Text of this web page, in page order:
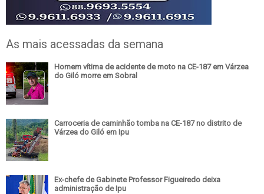
As mais acessadas da semana
Homem vítima de acidente de moto na CE-187 em Várzea
do Giló morre em Sobral
Carroceria de caminhão tomba na CE-187 no distrito de
Várzea do Giló em Ipu
Ex-chefe de Gabinete Professor Figueiredo deixa
administração de Ipu